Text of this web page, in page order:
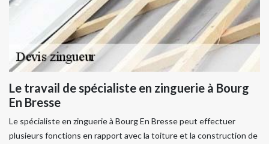
Le travail de spécialiste en zinguerie à Bourg
En Bresse
Le spécialiste en zinguerie à Bourg En Bresse peut effectuer
plusieurs fonctions en rapport avec la toiture et la construction de